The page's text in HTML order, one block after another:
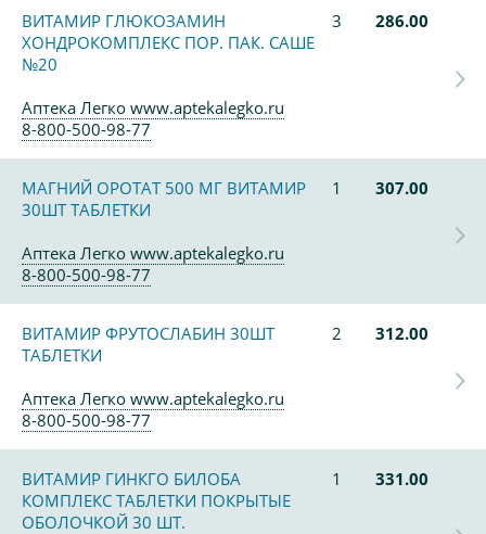
ВИТАМИР ГЛЮКОЗАМИН
ХОНДРОКОМПЛЕКС ПОР. ПАК. САШЕ
№20
3 286.00
Аптека Легко www.aptekalegko.ru
8-800-500-98-77
МАГНИЙ ОРОТАТ 500 МГ ВИТАМИР
30ШТ ТАБЛЕТКИ
1 307.00
Аптека Легко www.aptekalegko.ru
8-800-500-98-77
ВИТАМИР ФРУТОСЛАБИН 30ШТ
ТАБЛЕТКИ
2 312.00
Аптека Легко www.aptekalegko.ru
8-800-500-98-77
ВИТАМИР ГИНКГО БИЛОБА
КОМПЛЕКС ТАБЛЕТКИ ПОКРЫТЫЕ
ОБОЛОЧКОЙ 30 ШТ.
1 331.00